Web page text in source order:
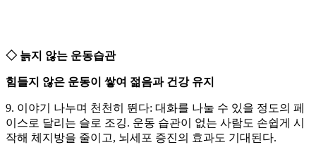
◇ 늙지 않는 운동습관
힘들지 않은 운동이 쌓여 젊음과 건강 유지
9. 이야기 나누며 천천히 뛴다: 대화를 나눌 수 있을 정도의 페
이스로 달리는 슬로 조깅. 운동 습관이 없는 사람도 손쉽게 시
작해 체지방을 줄이고, 뇌세포 증진의 효과도 기대된다.